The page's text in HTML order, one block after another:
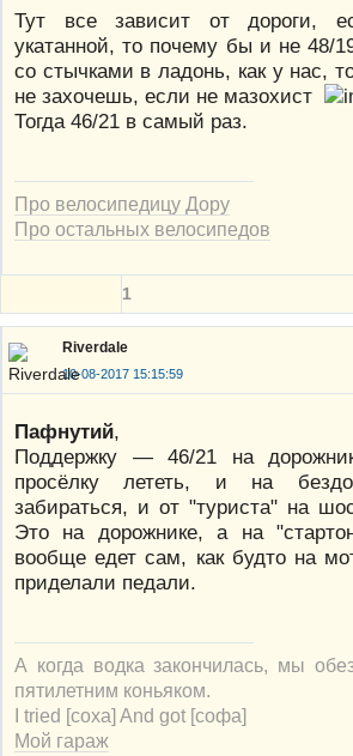
Тут все зависит от дороги,
укатанной, то почему бы и не 48/
со стычками в ладонь, как у нас,
не захочешь, если не мазохист
Тогда 46/21 в самый раз.
Про велосипедицу Дору
Про остальных велосипедов
1
Riverdale
10-08-2017 15:15:59
Пафнутий,
Поддержку — 46/21 на
просёлку лететь, и на
забираться, и от "туриста" на
Это на дорожнике, а на
вообще едет сам, как будто на
приделали педали.
А когда водка закончилась, мы
пятилетним коньяком.
I tried [соха] And got [софа]
Мой гараж